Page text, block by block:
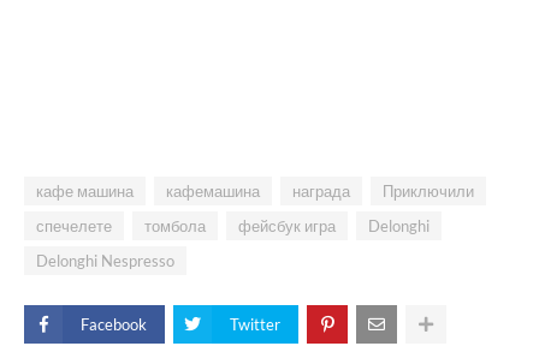
кафе машина кафемашина награда
Приключили
спечелете
томбола фейсбук игра
Delonghi
Delonghi Nespresso
Facebook Twitter